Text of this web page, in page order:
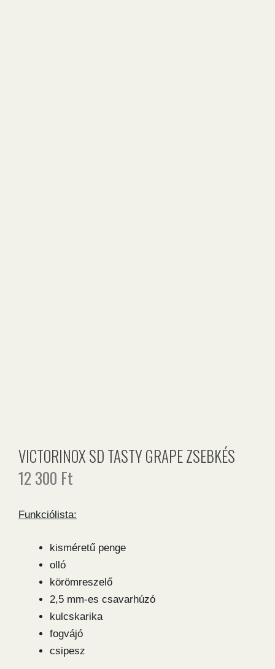
VICTORINOX SD TASTY GRAPE ZSEBKÉS
12 300 Ft
Funkciólista:
kisméretű penge
olló
körömreszelő
2,5 mm-es csavarhúzó
kulcskarika
fogvájó
csipesz